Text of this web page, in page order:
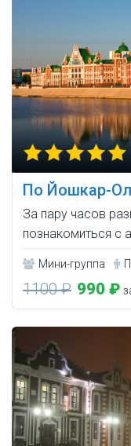
По Йошкар-
За пару часов
познакомиться с
Мини-группа
1100 ₽ 990 ₽